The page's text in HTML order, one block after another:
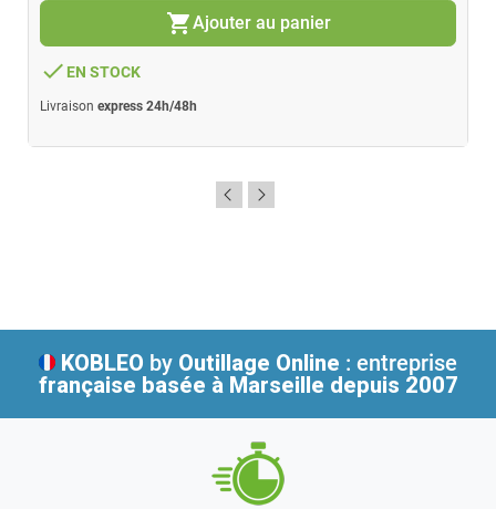
shopping_cartAjouter au panier
done EN STOCK
Livraison express 24h/48h
KOBLEO by Outillage Online : entreprise
française basée à Marseille depuis 2007